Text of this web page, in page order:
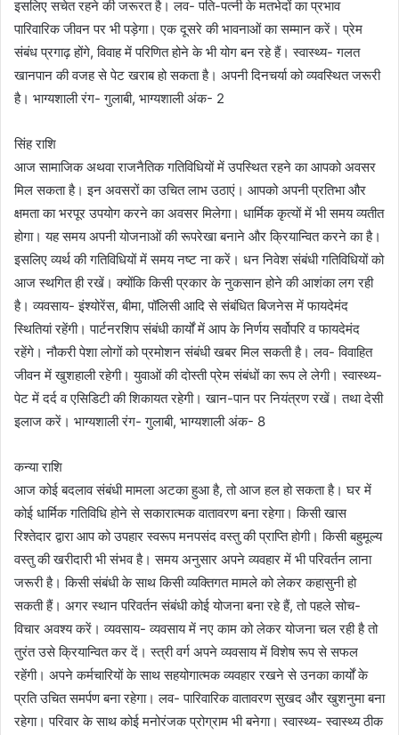
इसलिए सचेत रहने की जरूरत है। लव- पति-पत्नी के मतभेदों का प्रभाव
पारिवारिक जीवन पर भी पड़ेगा। एक दूसरे की भावनाओं का सम्मान करें। प्रेम
संबंध प्रगाढ़ होंगे, विवाह में परिणित होने के भी योग बन रहे हैं। स्वास्थ्य- गलत
खानपान की वजह से पेट खराब हो सकता है। अपनी दिनचर्या को व्यवस्थित जरूरी
है। भाग्यशाली रंग- गुलाबी, भाग्यशाली अंक- 2
सिंह राशि
आज सामाजिक अथवा राजनैतिक गतिविधियों में उपस्थित रहने का आपको अवसर
मिल सकता है। इन अवसरों का उचित लाभ उठाएं। आपको अपनी प्रतिभा और
क्षमता का भरपूर उपयोग करने का अवसर मिलेगा। धार्मिक कृत्यों में भी समय व्यतीत
होगा। यह समय अपनी योजनाओं की रूपरेखा बनाने और क्रियान्वित करने का है।
इसलिए व्यर्थ की गतिविधियों में समय नष्ट ना करें। धन निवेश संबंधी गतिविधियों को
आज स्थगित ही रखें। क्योंकि किसी प्रकार के नुकसान होने की आशंका लग रही
है। व्यवसाय- इंश्योरेंस, बीमा, पॉलिसी आदि से संबंधित बिजनेस में फायदेमंद
स्थितियां रहेंगी। पार्टनरशिप संबंधी कार्यों में आप के निर्णय सर्वोपरि व फायदेमंद
रहेंगे। नौकरी पेशा लोगों को प्रमोशन संबंधी खबर मिल सकती है। लव- विवाहित
जीवन में खुशहाली रहेगी। युवाओं की दोस्ती प्रेम संबंधों का रूप ले लेगी। स्वास्थ्य-
पेट में दर्द व एसिडिटी की शिकायत रहेगी। खान-पान पर नियंत्रण रखें। तथा देसी
इलाज करें। भाग्यशाली रंग- गुलाबी, भाग्यशाली अंक- 8
कन्या राशि
आज कोई बदलाव संबंधी मामला अटका हुआ है, तो आज हल हो सकता है। घर में
कोई धार्मिक गतिविधि होने से सकारात्मक वातावरण बना रहेगा। किसी खास
रिश्तेदार द्वारा आप को उपहार स्वरूप मनपसंद वस्तु की प्राप्ति होगी। किसी बहुमूल्य
वस्तु की खरीदारी भी संभव है। समय अनुसार अपने व्यवहार में भी परिवर्तन लाना
जरूरी है। किसी संबंधी के साथ किसी व्यक्तिगत मामले को लेकर कहासुनी हो
सकती हैं। अगर स्थान परिवर्तन संबंधी कोई योजना बना रहे हैं, तो पहले सोच-
विचार अवश्य करें। व्यवसाय- व्यवसाय में नए काम को लेकर योजना चल रही है तो
तुरंत उसे क्रियान्वित कर दें। स्त्री वर्ग अपने व्यवसाय में विशेष रूप से सफल
रहेंगी। अपने कर्मचारियों के साथ सहयोगात्मक व्यवहार रखने से उनका कार्यों के
प्रति उचित समर्पण बना रहेगा। लव- पारिवारिक वातावरण सुखद और खुशनुमा बना
रहेगा। परिवार के साथ कोई मनोरंजक प्रोग्राम भी बनेगा। स्वास्थ्य- स्वास्थ्य ठीक